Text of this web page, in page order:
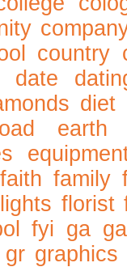
country
date
diet
earth
faith family
florist
fyi ga
gr graphics